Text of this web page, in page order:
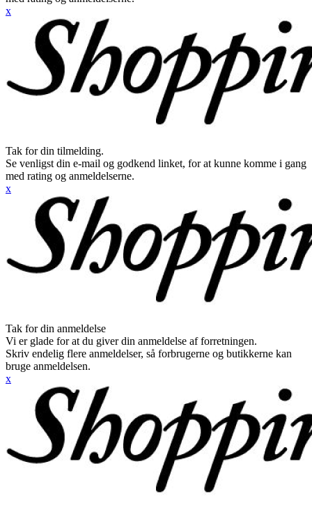
x
Tak for din tilmelding.
Se venligst din e-mail og godkend linket, for at kunne komme i gang
med rating og anmeldelserne.
x
Tak for din anmeldelse
Vi er glade for at du giver din anmeldelse af forretningen.
Skriv endelig flere anmeldelser, så forbrugerne og butikkerne kan
bruge anmeldelsen.
x